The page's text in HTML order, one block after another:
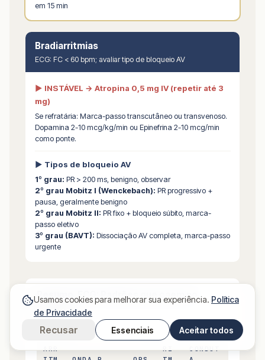
em 15 min
Bradiarritmias
ECG: FC < 60 bpm; avaliar tipo de bloqueio AV
▶ INSTÁVEL → Atropina 0,5 mg IV (repetir até 3
mg)
Se refratária: Marca-passo transcutâneo ou transvenoso.
Dopamina 2-10 mcg/kg/min ou Epinefrina 2-10 mcg/min
como ponte.
▶ Tipos de bloqueio AV
1º grau: PR > 200 ms, benigno, observar
2º grau Mobitz I (Wenckebach): PR progressivo +
pausa, geralmente benigno
2º grau Mobitz II: PR fixo + bloqueio súbito, marca-
passo eletivo
3º grau (BAVT): Dissociação AV completa, marca-passo
urgente
Resumo, ECG: Padrões que caem no
ENAMED
ARR
RI
CONDUT
Usamos cookies para melhorar sua experiência. Política
de Privacidade
Recusar Essenciais Aceitar todos